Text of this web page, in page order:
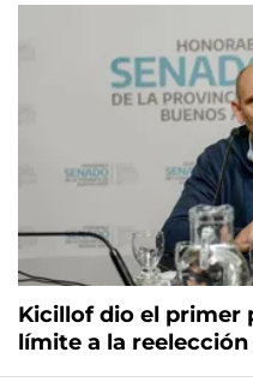
Kicillof dio el primer
límite a la